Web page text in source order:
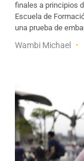
finales a principios
Escuela de
una prueba de
Wambi Michael